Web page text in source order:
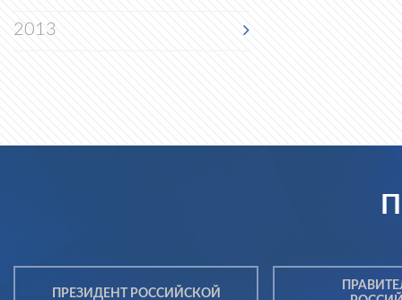
2013
ПРЕЗИДЕНТ РОССИЙСКОЙ